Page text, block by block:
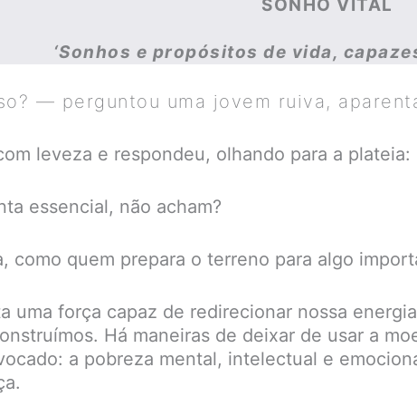
SONHO VITAL
‘Sonhos e propósitos de vida,
— perguntou uma jovem ruiva,
leveza e respondeu, olhando para a plateia:
essencial, não acham?
como quem prepara o terreno para algo
força capaz de redirecionar nossa
Há maneiras de deixar de usar a
a pobreza mental, intelectual e